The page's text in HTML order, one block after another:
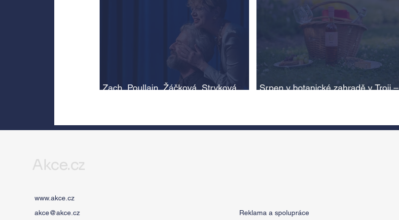
Zach, Poullain, Žáčková, Stryková,
Srpen v botanické zahradě v Troji –
Akce.cz
www.akce.cz
akce@akce.cz
Reklama a spolupráce